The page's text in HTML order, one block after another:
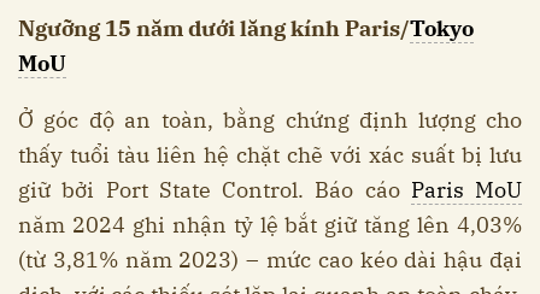
Ngưỡng 15 năm dưới lăng kính Paris/Tokyo
MoU
Ở góc độ an toàn, bằng chứng định lượng cho
thấy tuổi tàu liên hệ chặt chẽ với xác suất bị lưu
giữ bởi Port State Control. Báo cáo Paris MoU
năm 2024 ghi nhận tỷ lệ bắt giữ tăng lên 4,03%
(từ 3,81% năm 2023) – mức cao kéo dài hậu đại